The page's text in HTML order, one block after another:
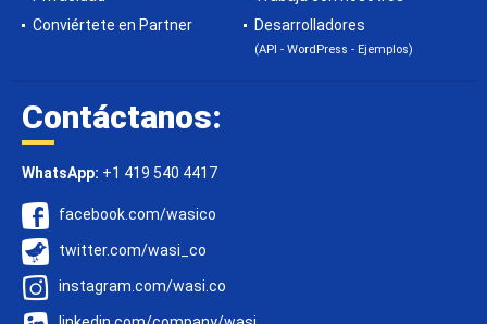
Conviértete en Partner
Desarrolladores
(API - WordPress - Ejemplos)
Contáctanos:
WhatsApp: +1 419 540 4417
facebook.com/wasico
twitter.com/wasi_co
instagram.com/wasi.co